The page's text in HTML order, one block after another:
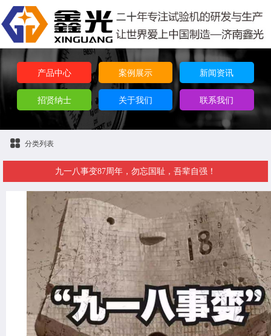
产品中心 案例展示 新闻资讯
招贤纳士 关于我们 联系我们
分类列表
九一八事变87周年，勿忘国耻，吾辈自强！